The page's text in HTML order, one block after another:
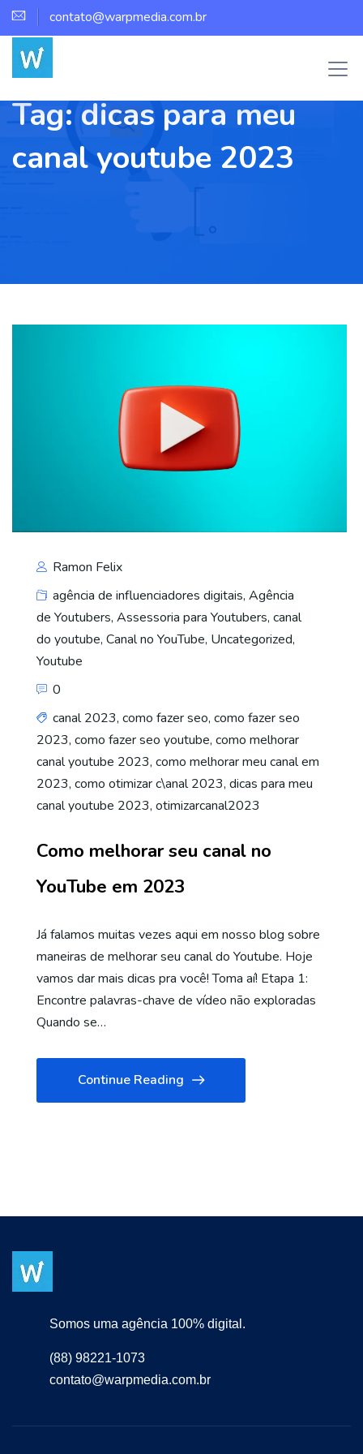
contato@warpmedia.com.br
Tag:dicas para meu
canal youtube 2023
Ramon Felix
agência de influenciadores digitais, Agência
de Youtubers, Assessoria para Youtubers, canal
do youtube, Canal no YouTube, Uncategorized,
Youtube
0
canal 2023, como fazer seo, como fazer seo
2023, como fazer seo youtube, como melhorar
canal youtube 2023, como melhorar meu canal em
2023, como otimizar c\anal 2023, dicas para meu
canal youtube 2023, otimizarcanal2023
Como melhorar seu canal no
YouTube em 2023
Já falamos muitas vezes aqui em nosso blog sobre
maneiras de melhorar seu canal do Youtube. Hoje
vamos dar mais dicas pra você! Toma aí! Etapa 1:
Encontre palavras-chave de vídeo não exploradas
Quando se…
Continue Reading
Somos uma agência 100% digital.
(88) 98221-1073
contato@warpmedia.com.br